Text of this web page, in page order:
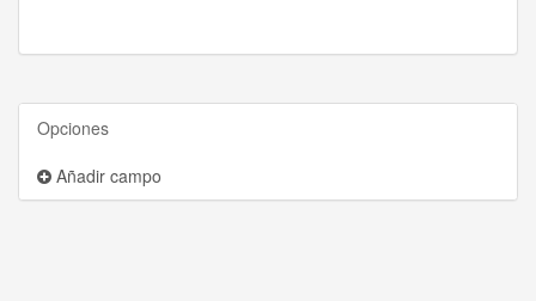
Opciones
Añadir campo